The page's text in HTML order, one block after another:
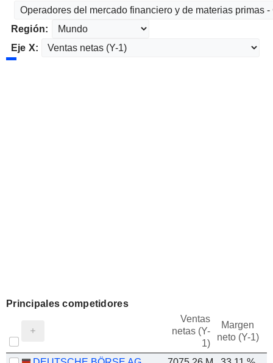
Región:
Eje X:
Principales competidores
Ventas
netas (Y-
1)
Margen
neto (Y-1)